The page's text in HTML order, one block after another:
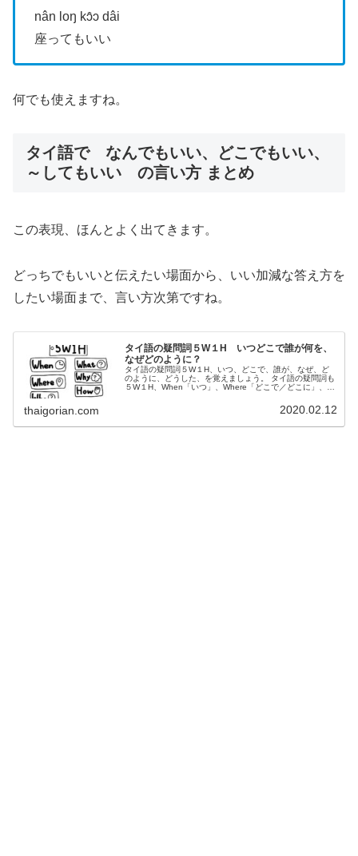
nân loŋ kɔ̂ɔ dâi
座ってもいい
何でも使えますね。
タイ語で なんでもいい、どこでもいい、
～してもいい の言い方 まとめ
この表現、ほんとよく出てきます。
どっちでもいいと伝えたい場面から、いい加減な答え方を
したい場面まで、言い方次第ですね。
タイ語の疑問詞５W１H いつどこで誰が何を、
なぜどのように？
タイ語の疑問詞５W１H、いつ、どこで、誰が、なぜ、ど
のように、どうした、を覚えましょう。 タイ語の疑問詞も
５W１H、When「いつ」、Where「どこで／どこに」、
How「どのように／どうやって」があります。
thaigorian.com 2020.02.12